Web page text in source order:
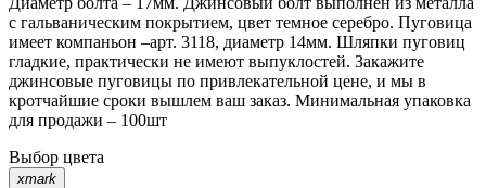
с гальваническим покрытием, цвет темное серебро. Пуговица
имеет компаньон –арт. 3118, диаметр 14мм. Шляпки пуговиц
гладкие, практически не имеют выпуклостей. Закажите
джинсовые пуговицы по привлекательной цене, и мы в
кротчайшие сроки вышлем ваш заказ. Минимальная упаковка
для продажи – 100шт
Выбор цвета
xmark